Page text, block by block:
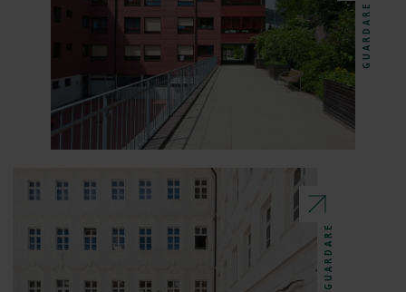
GUARDARE
GUARDARE